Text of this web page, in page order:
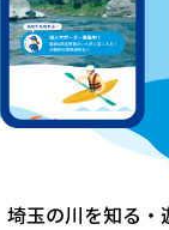
「カッ
特集
埼玉の川を知る・